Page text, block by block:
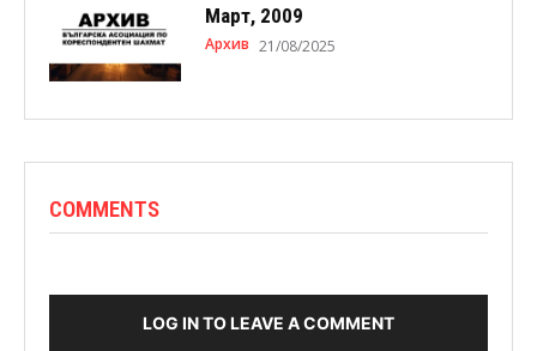
Март, 2009
Архив 21/08/2025
COMMENTS
LOG IN TO LEAVE A COMMENT